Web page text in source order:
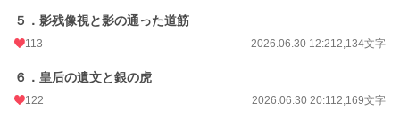
更新日時 2026.08.08 08:53
初回公開日時
週間ポイント 13,269 pt (712 位)
５．影残像視と影の通った道筋
113 2026.06.30 12:212,134文字
６．皇后の遺文と銀の虎
122 2026.06.30 20:112,169文字